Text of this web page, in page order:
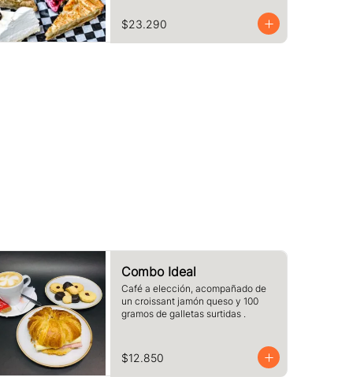
$23.290
Combo Ideal
Café a elección, acompañado de
un croissant jamón queso y 100
gramos de galletas surtidas .
$12.850